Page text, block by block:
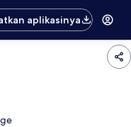
aplikasinya